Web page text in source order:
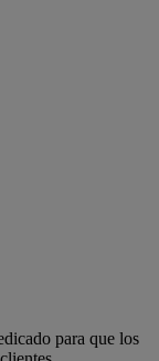
para que los